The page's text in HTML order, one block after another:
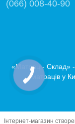
(066) 008-40-90
«Матрац - Склад» -
матраців у
Інтернет-магазин